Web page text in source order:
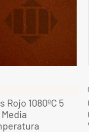
CD-13 Óxido
Colorante Sin Plomo
VERDE 100 grs